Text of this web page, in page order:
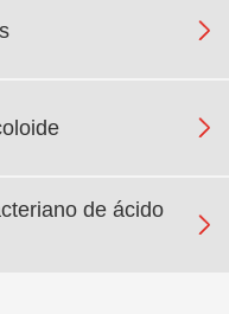


de ácido
